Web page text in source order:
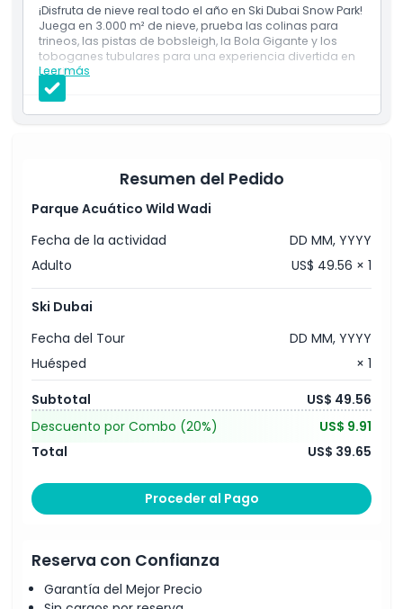
¡Disfruta de nieve real todo el año en Ski Dubai Snow Park!
Juega en 3.000 m² de nieve, prueba las colinas para
trineos, las pistas de bobsleigh, la Bola Gigante y los
toboganes tubulares para una experiencia divertida en
familia.
Leer más
Incluye
Entrada única al Snow Park con estancia ilimitada.
Un viaje en telesilla.
Equipo de invierno provisto: chaqueta, pantalones,
de polar gratuitos.
El uso de cascos es obligatorio para niños menores
de 13 años.
Resumen del Pedido
Parque Acuático Wild Wadi
Fecha de la actividad
DD MM, YYYY
Adulto
US$ 49.56 × 1
Ski Dubai
Fecha del Tour
DD MM, YYYY
Huésped
× 1
Subtotal
US$ 49.56
Descuento por Combo (20%)
US$ 9.91
Total
US$ 39.65
Proceder al Pago
Reserva con Confianza
Garantía del Mejor Precio